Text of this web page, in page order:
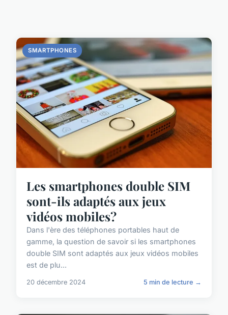
SMARTPHONES
Les smartphones double SIM
sont-ils adaptés aux jeux
vidéos mobiles?
Dans l'ère des téléphones portables haut de
gamme, la question de savoir si les smartphones
double SIM sont adaptés aux jeux vidéos mobiles
est de plu...
20 décembre 2024 5 min de lecture →